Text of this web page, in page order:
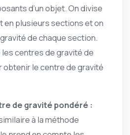
d’un objet. On divise
en plusieurs sections et on
de chaque section.
centres de gravité de
obtenir le centre de gravité
de gravité pondéré :
à la méthode